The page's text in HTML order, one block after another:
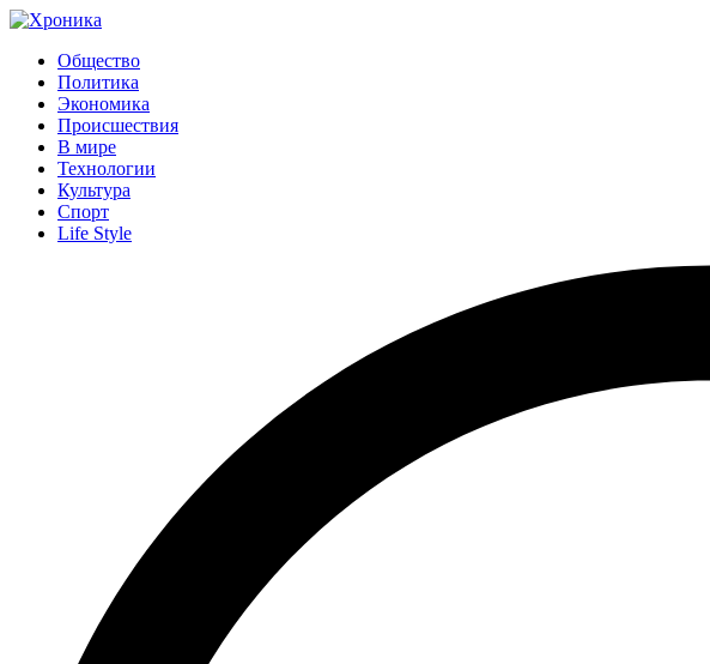
Общество
Политика
Экономика
Происшествия
В мире
Технологии
Культура
Спорт
Life Style